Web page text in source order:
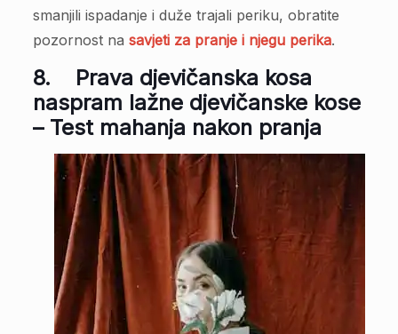
smanjili ispadanje i duže trajali periku, obratite
pozornost na savjeti za pranje i njegu perika.
8. Prava djevičanska kosa
naspram lažne djevičanske kose
– Test mahanja nakon pranja